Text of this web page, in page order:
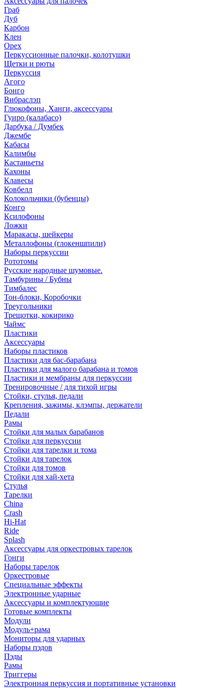
Граб
Дуб
Карбон
Клен
Орех
Перкуссионные палочки, колотушки
Щетки и рюты
Перкуссия
Агого
Бонго
Вибраслэп
Глюкофоны, Ханги, аксессуары
Гуиро (калабасо)
Дарбука / Думбек
Джембе
Кабасы
Калимбы
Кастаньеты
Кахоны
Клавесы
Ковбелл
Колокольчики (бубенцы)
Конго
Ксилофоны
Ложки
Маракасы, шейкеры
Металлофоны (глокеншпили)
Наборы перкуссии
Рототомы
Русские народные шумовые.
Тамбурины / Бубны
Тимбалес
Тон-блоки, Коробочки
Треугольники
Трещотки, кокирико
Чаймс
Пластики
Аксессуары
Наборы пластиков
Пластики для бас-барабана
Пластики для малого барабана и томов
Пластики и мембраны для перкуссии
Тренировочные / для тихой игры
Стойки, стулья, педали
Крепления, зажимы, клэмпы, держатели
Педали
Рамы
Стойки для малых барабанов
Стойки для перкуссии
Стойки для тарелки и тома
Стойки для тарелок
Стойки для томов
Стойки для хай-хета
Стулья
Тарелки
China
Crash
Hi-Hat
Ride
Splash
Аксессуары для оркестровых тарелок
Гонги
Наборы тарелок
Оркестровые
Специальные эффекты
Электронные ударные
Аксессуары и комплектующие
Готовые комплекты
Модули
Модуль+рама
Мониторы для ударных
Наборы пэдов
Пэды
Рамы
Триггеры
Электронная перкуссия и портативные установки